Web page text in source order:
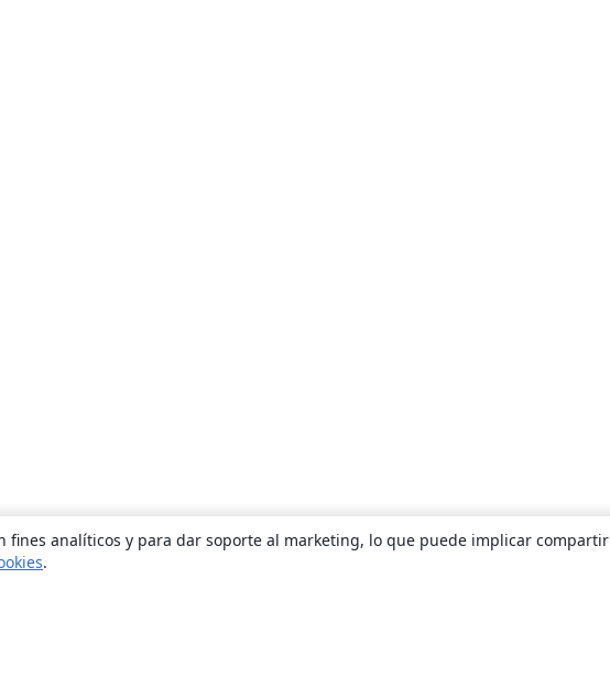
fines analíticos y para dar soporte al marketing, lo que puede implicar compartir
.